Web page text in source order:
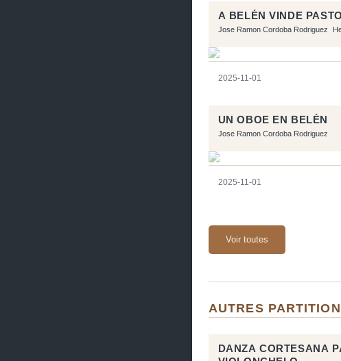
A BELÉN VINDE
Jose Ramon Cordoba Rodriguez
2025-11-01
UN OBOE EN BELÉN
Jose Ramon Cordoba Rodriguez
2025-11-01
Voir toutes
AUTRES
DANZA CORTESANA